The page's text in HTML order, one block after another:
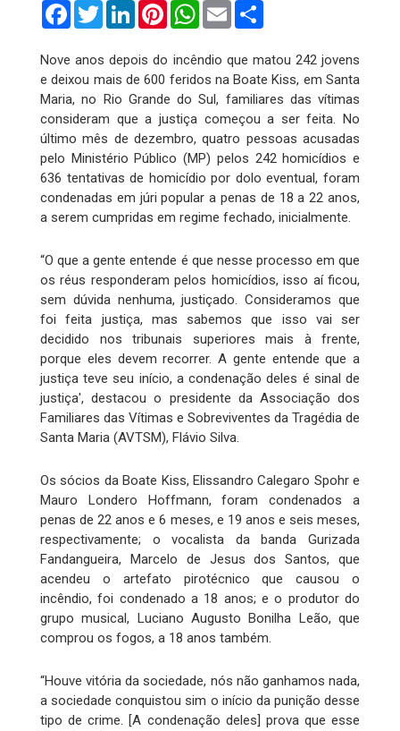
FacebookTwitterLinkedInPinterestWhatsApp
Email
Nove anos depois do incêndio que matou 242 jovens
e deixou mais de 600 feridos na Boate Kiss, em Santa
Maria, no Rio Grande do Sul, familiares das vítimas
consideram que a justiça começou a ser feita. No
último mês de dezembro, quatro pessoas acusadas
pelo Ministério Público (MP) pelos 242 homicídios e
636 tentativas de homicídio por dolo eventual, foram
condenadas em júri popular a penas de 18 a 22 anos,
a serem cumpridas em regime fechado, inicialmente.
“O que a gente entende é que nesse processo em que
os réus responderam pelos homicídios, isso aí ficou,
sem dúvida nenhuma, justiçado. Consideramos que
foi feita justiça, mas sabemos que isso vai ser
decidido nos tribunais superiores mais à frente,
porque eles devem recorrer. A gente entende que a
justiça teve seu início, a condenação deles é sinal de
justiça', destacou o presidente da Associação dos
Familiares das Vítimas e Sobreviventes da Tragédia de
Santa Maria (AVTSM), Flávio Silva.
Os sócios da Boate Kiss, Elissandro Calegaro Spohr e
Mauro Londero Hoffmann, foram condenados a
penas de 22 anos e 6 meses, e 19 anos e seis meses,
respectivamente; o vocalista da banda Gurizada
Fandangueira, Marcelo de Jesus dos Santos, que
acendeu o artefato pirotécnico que causou o
incêndio, foi condenado a 18 anos; e o produtor do
grupo musical, Luciano Augusto Bonilha Leão, que
comprou os fogos, a 18 anos também.
“Houve vitória da sociedade, nós não ganhamos nada,
a sociedade conquistou sim o início da punição desse
tipo de crime. [A condenação deles] prova que esse